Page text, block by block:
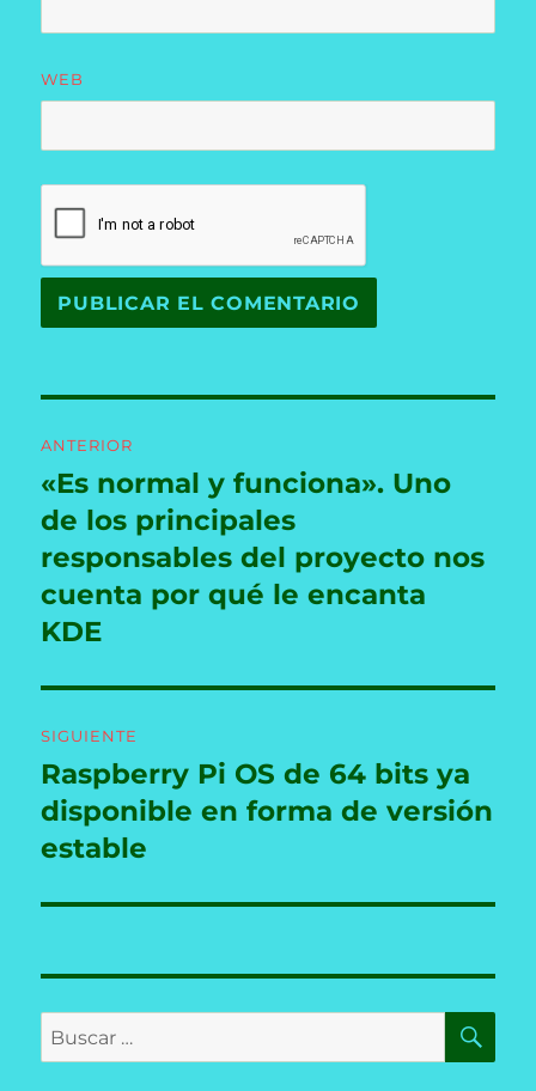
WEB
de
entradas
ANTERIOR
Entrada
anterior:
«Es normal y funciona». Uno
de los principales
responsables del proyecto nos
cuenta por qué le encanta
KDE
SIGUIENTE
Entrada
siguiente:
Raspberry Pi OS de 64 bits ya
disponible en forma de versión
estable
Buscar
por: